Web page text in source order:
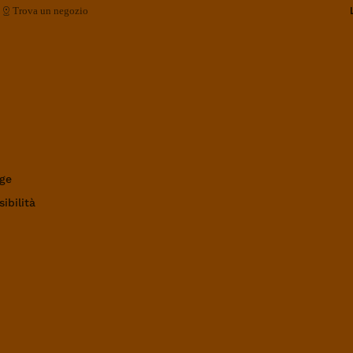
Trova un negozio